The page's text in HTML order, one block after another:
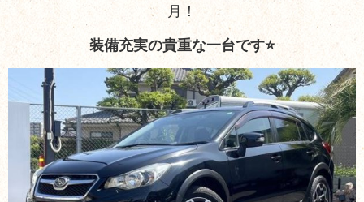
月！
装備充実の貴重な一台です⭐